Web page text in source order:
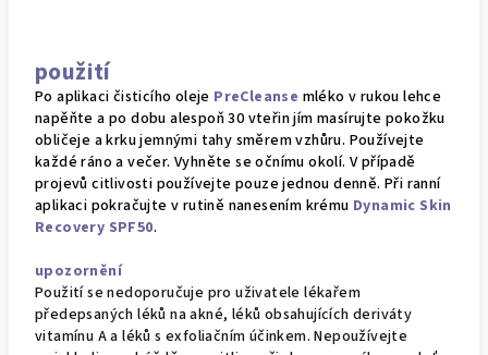
použití
Po aplikaci čisticího oleje PreCleanse mléko v rukou lehce
napěňte a po dobu alespoň 30 vteřin jím masírujte pokožku
obličeje a krku jemnými tahy směrem vzhůru. Používejte
každé ráno a večer. Vyhněte se očnímu okolí. V případě
projevů citlivosti používejte pouze jednou denně. Při ranní
aplikaci pokračujte v rutině nanesením krému Dynamic Skin
Recovery SPF50.
upozornění
Použití se nedoporučuje pro uživatele lékařem
předepsaných léků na akné, léků obsahujících deriváty
vitamínu A a léků s exfoliačním účinkem. Nepoužívejte